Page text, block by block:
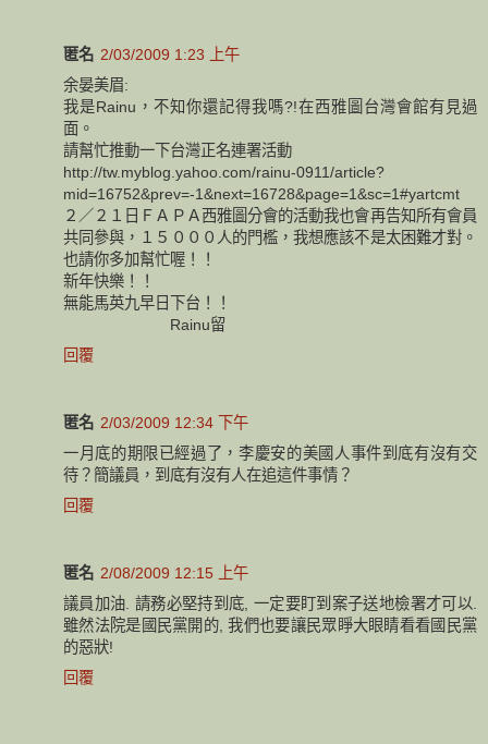
匿名 2/03/2009 1:23 上午
余晏美眉:
我是Rainu，不知你還記得我嗎?!在西雅圖台灣會館有見過
面。
請幫忙推動一下台灣正名連署活動
http://tw.myblog.yahoo.com/rainu-0911/article?
mid=16752&prev=-1&next=16728&page=1&sc=1#yartcmt
２／２１日ＦＡＰＡ西雅圖分會的活動我也會再告知所有會員
共同參與，１５０００人的門檻，我想應該不是太困難才對。
也請你多加幫忙喔！！
新年快樂！！
無能馬英九早日下台！！
Rainu留
回覆
匿名 2/03/2009 12:34 下午
一月底的期限已經過了，李慶安的美國人事件到底有沒有交
待？簡議員，到底有沒有人在追這件事情？
回覆
匿名 2/08/2009 12:15 上午
議員加油. 請務必堅持到底, 一定要盯到案子送地檢署才可以.
雖然法院是國民黨開的, 我們也要讓民眾睜大眼睛看看國民黨
的惡狀!
回覆